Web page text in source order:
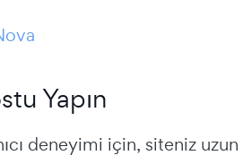
Yapın
deneyimi için, siteniz uzun